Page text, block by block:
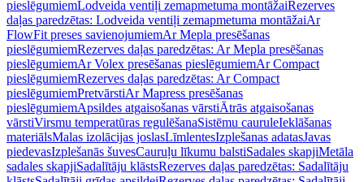
pieslēgumiemLodveida ventiļi zemapmetuma montāžaiRezerves
daļas paredzētas: Lodveida ventiļi zemapmetuma montāžaiAr
FlowFit preses savienojumiemAr Mepla presēšanas
pieslēgumiemRezerves daļas paredzētas: Ar Mepla presēšanas
pieslēgumiemAr Volex presēšanas pieslēgumiemAr Compact
pieslēgumiemRezerves daļas paredzētas: Ar Compact
pieslēgumiemPretvārstiAr Mapress presēšanas
pieslēgumiemApsildes atgaisošanas vārstiĀtrās atgaisošanas
vārstiVirsmu temperatūras regulēšanaSistēmu cauruleIeklāšanas
materiālsMalas izolācijas joslasLīmlentesIzplešanas adatasJavas
piedevasIzplešanās šuvesCauruļu līkumu balstiSadales skapjiMetāla
sadales skapjiSadalītāju klāstsRezerves daļas paredzētas: Sadalītāju